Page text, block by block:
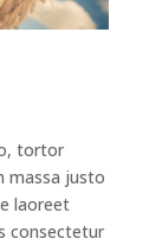
tortor
massa justo
laoreet
consectetur